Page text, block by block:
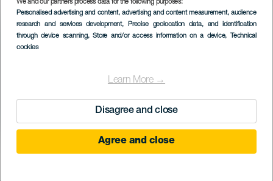
We and our partners process data for the following purposes:
Personalised advertising and content, advertising and content measurement, audience
research and services development, Precise geolocation data, and identification
through device scanning, Store and/or access information on a device, Technical
cookies
Learn More →
Disagree and close
Agree and close
Imagen
Listado